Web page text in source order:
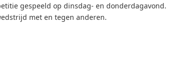
gespeeld op dinsdag- en donderdagavond.
met en tegen anderen.